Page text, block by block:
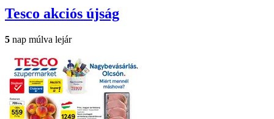
Tesco akciós újság
5 nap múlva lejár